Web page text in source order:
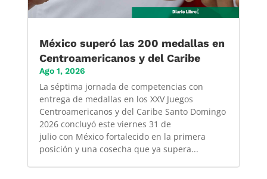
México superó las 200 medallas en
Centroamericanos y del Caribe
Ago 1, 2026
La séptima jornada de competencias con
entrega de medallas en los XXV Juegos
Centroamericanos y del Caribe Santo Domingo
2026 concluyó este viernes 31 de
julio con México fortalecido en la primera
posición y una cosecha que ya supera...